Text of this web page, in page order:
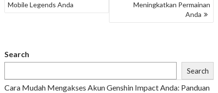
Mobile Legends Anda
Meningkatkan Permainan
Anda
Search
Search
Cara Mudah Mengakses Akun Genshin Impact Anda: Panduan